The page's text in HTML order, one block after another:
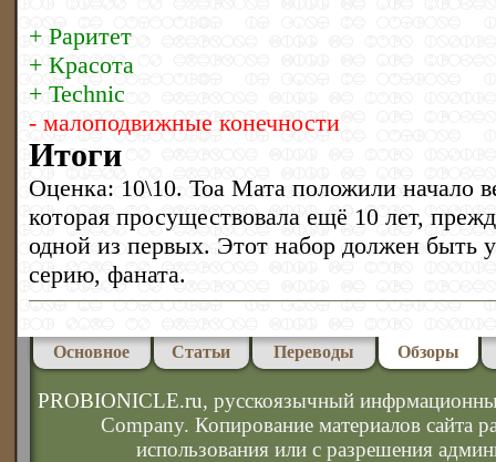
+ Раритет
+ Красота
+ Technic
- малоподвижные конечности
Итоги
Оценка: 10\10. Тоа Мата положили начало
которая просуществовала ещё 10 лет,
одной из первых. Этот набор должен быть
серию, фаната.
Основное Статьи Переводы Обзоры
PROBIONICLE.ru, русскоязычный
Company. Копирование материалов сайта
использования или с разрешения